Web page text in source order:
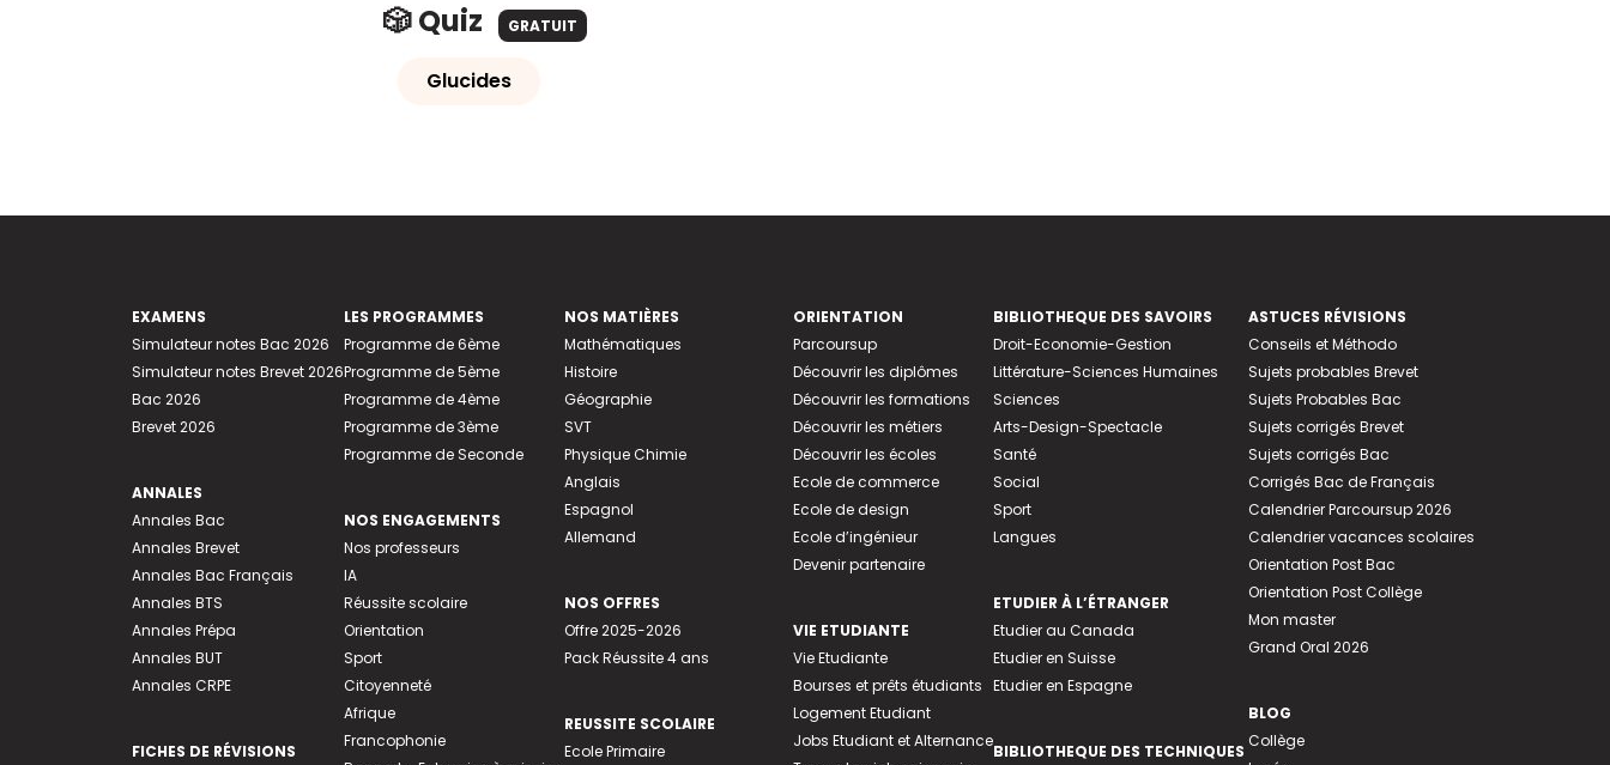
🎲 Quiz GRATUIT
Glucides
EXAMENS
Simulateur notes Bac 2026
Simulateur notes Brevet 2026
Bac 2026
Brevet 2026
ANNALES
Annales Bac
Annales Brevet
Annales Bac Français
Annales BTS
Annales Prépa
Annales BUT
Annales CRPE
FICHES DE RÉVISIONS
LES PROGRAMMES
Programme de 6ème
Programme de 5ème
Programme de 4ème
Programme de 3ème
Programme de Seconde
NOS ENGAGEMENTS
Nos professeurs
IA
Réussite scolaire
Orientation
Sport
Citoyenneté
Afrique
Francophonie
NOS MATIÈRES
Mathématiques
Histoire
Géographie
SVT
Physique Chimie
Anglais
Espagnol
Allemand
NOS OFFRES
Offre 2025-2026
Pack Réussite 4 ans
REUSSITE SCOLAIRE
Ecole Primaire
ORIENTATION
Parcoursup
Découvrir les diplômes
Découvrir les formations
Découvrir les métiers
Découvrir les écoles
Ecole de commerce
Ecole de design
Ecole d’ingénieur
Devenir partenaire
VIE ETUDIANTE
Vie Etudiante
Bourses et prêts étudiants
Logement Etudiant
Jobs Etudiant et Alternance
BIBLIOTHEQUE DES SAVOIRS
Droit-Economie-Gestion
Littérature-Sciences Humaines
Sciences
Arts-Design-Spectacle
Santé
Social
Sport
Langues
ETUDIER À L’ÉTRANGER
Etudier au Canada
Etudier en Suisse
Etudier en Espagne
BIBLIOTHEQUE DES TECHNIQUES
ASTUCES RÉVISIONS
Conseils et Méthodo
Sujets probables Brevet
Sujets Probables Bac
Sujets corrigés Brevet
Sujets corrigés Bac
Corrigés Bac de Français
Calendrier Parcoursup 2026
Calendrier vacances scolaires
Orientation Post Bac
Orientation Post Collège
Mon master
Grand Oral 2026
BLOG
Collège